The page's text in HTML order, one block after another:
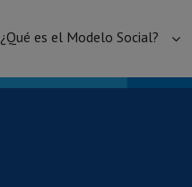
¿Qué es el Modelo Social?